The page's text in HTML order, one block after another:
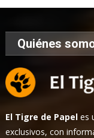
Quiénes
El Tigre de Papel es
exclusivos, con